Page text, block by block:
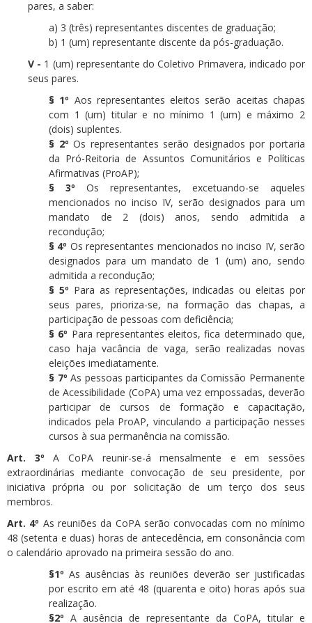
pares, a saber:
a) 3 (três) representantes discentes de graduação;
b) 1 (um) representante discente da pós-graduação.
V - 1 (um) representante do Coletivo Primavera, indicado por
seus pares.
§ 1º Aos representantes eleitos serão aceitas chapas
com 1 (um) titular e no mínimo 1 (um) e máximo 2
(dois) suplentes.
§ 2º Os representantes serão designados por portaria
da Pró-Reitoria de Assuntos Comunitários e Políticas
Afirmativas (ProAP);
§ 3º Os representantes, excetuando-se aqueles
mencionados no inciso IV, serão designados para um
mandato de 2 (dois) anos, sendo admitida a
recondução;
§ 4º Os representantes mencionados no inciso IV, serão
designados para um mandato de 1 (um) ano, sendo
admitida a recondução;
§ 5º Para as representações, indicadas ou eleitas por
seus pares, prioriza-se, na formação das chapas, a
participação de pessoas com deficiência;
§ 6º Para representantes eleitos, fica determinado que,
caso haja vacância de vaga, serão realizadas novas
eleições imediatamente.
§ 7º As pessoas participantes da Comissão Permanente
de Acessibilidade (CoPA) uma vez empossadas, deverão
participar de cursos de formação e capacitação,
indicados pela ProAP, vinculando a participação nesses
cursos à sua permanência na comissão.
Art. 3º A CoPA reunir-se-á mensalmente e em sessões
extraordinárias mediante convocação de seu presidente, por
iniciativa própria ou por solicitação de um terço dos seus
membros.
Art. 4º As reuniões da CoPA serão convocadas com no mínimo
48 (setenta e duas) horas de antecedência, em consonância com
o calendário aprovado na primeira sessão do ano.
§1º As ausências às reuniões deverão ser justificadas
por escrito em até 48 (quarenta e oito) horas após sua
realização.
§2º A ausência de representante da CoPA, titular e